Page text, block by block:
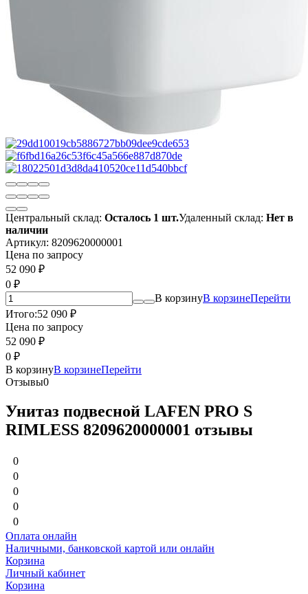
Центральный склад: Осталось 1 шт.Удаленный склад: Нет в
наличии
Артикул: 8209620000001
Цена по запросу
52 090 ₽
0 ₽
В корзинуВ корзинеПерейти
Итого:52 090 ₽
Цена по запросу
52 090 ₽
0 ₽
В корзинуВ корзинеПерейти
Отзывы0
Унитаз подвесной LAFEN PRO S
RIMLESS 8209620000001 отзывы
0
0
0
0
0
Оплата онлайн
Наличными, банковской картой или онлайн
Корзина
Личный кабинет
Корзина